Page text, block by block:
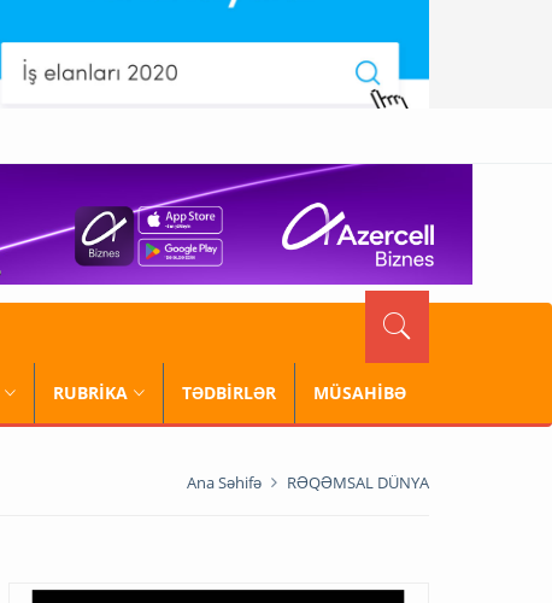
RUBRİKA TƏDBİRLƏR MÜSAHİBƏ
Ana Səhifə RƏQƏMSAL DÜNYA